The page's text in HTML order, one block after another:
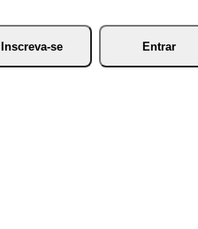
Inscreva-se
Entrar